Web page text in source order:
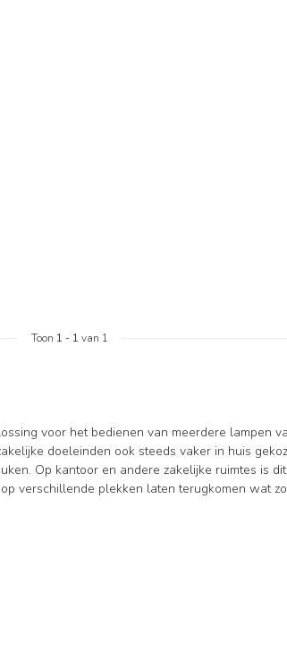
Toon 1 - 1 van 1
voor het bedienen van meerdere lampen
doeleinden ook steeds vaker in huis
Op kantoor en andere zakelijke ruimtes is
verschillende plekken laten terugkomen wat